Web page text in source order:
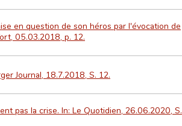
en question de son héros par l'évocation de
05.03.2018, p. 12.
Journal, 18.7.2018, S. 12.
pas la crise. In: Le Quotidien, 26.06.2020, S.